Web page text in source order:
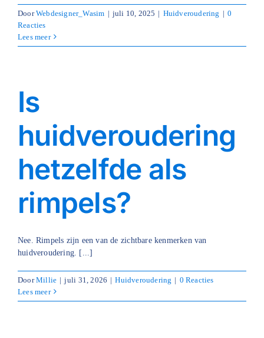
DoorWebdesigner_Wasim | juli 10, 2025 | Huidveroudering | 0
Reacties
Lees meer
Is
huidveroudering
hetzelfde als
rimpels?
Nee. Rimpels zijn een van de zichtbare kenmerken van
huidveroudering. [...]
DoorMillie | juli 31, 2026 | Huidveroudering | 0 Reacties
Lees meer